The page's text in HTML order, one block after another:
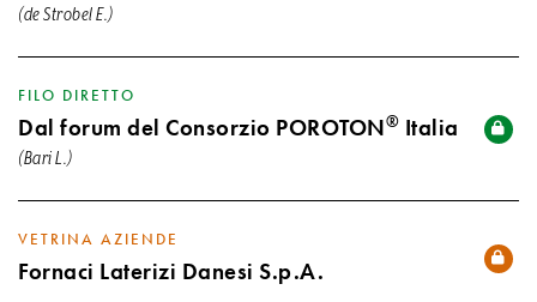
(de Strobel E.)
FILO DIRETTO
Dal forum del Consorzio POROTON® Italia
(Bari L.)
VETRINA AZIENDE
Fornaci Laterizi Danesi S.p.A.